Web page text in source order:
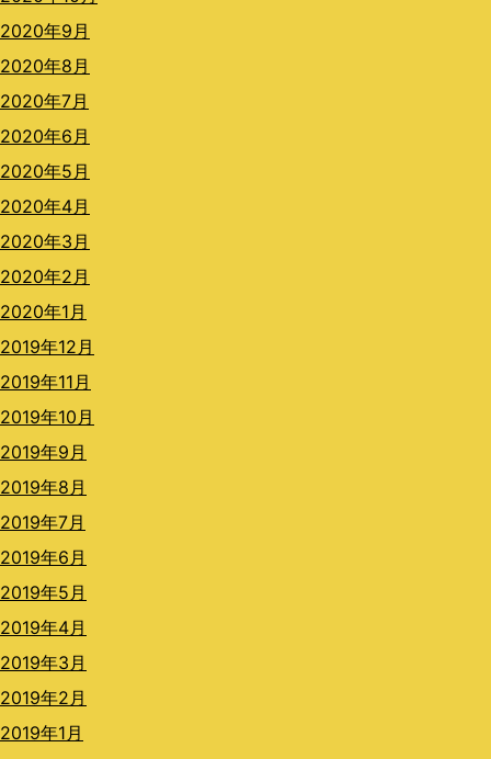
2020年9月
2020年8月
2020年7月
2020年6月
2020年5月
2020年4月
2020年3月
2020年2月
2020年1月
2019年12月
2019年11月
2019年10月
2019年9月
2019年8月
2019年7月
2019年6月
2019年5月
2019年4月
2019年3月
2019年2月
2019年1月